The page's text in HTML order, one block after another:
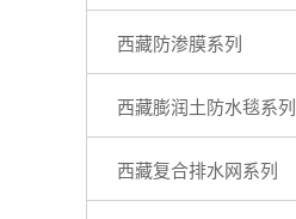
西藏防渗膜系列
西藏膨润土防水毯系列
西藏复合排水网系列